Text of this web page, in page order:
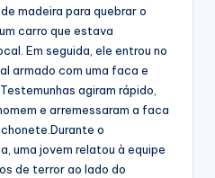
madeira para quebrar o
carro que estava
Em seguida, ele entrou no
armado com uma faca e
agiram rápido,
e arremessaram a faca
o
uma jovem relatou à equipe
de terror ao lado do